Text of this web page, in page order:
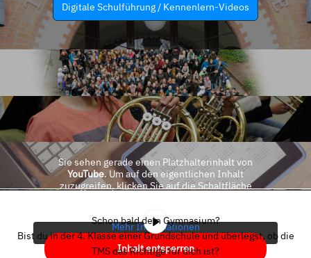
Digitale Schulführung / Kennenlern-Videos
Sie sehen gerade einen Platzhalterinhalt von
YouTube. Um auf den eigentlichen Inhalt
zuzugreifen, klicken Sie auf die Schaltfläche
Mehr Informationen
Inhalt entsperren
Schon bald dein Gymnasium?
Bist du in der 4. Klasse einer Grundschule und überlegst, ob die
TMS das Richtige für dich ist?